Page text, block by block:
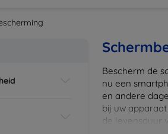
Bescherm de
nu een
en andere
bij uw
de levensduur